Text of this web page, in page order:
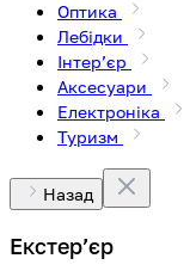
Оптика
Лебідки
Інтерʼєр
Аксесуари
Електроніка
Туризм
Назад
Екстерʼєр